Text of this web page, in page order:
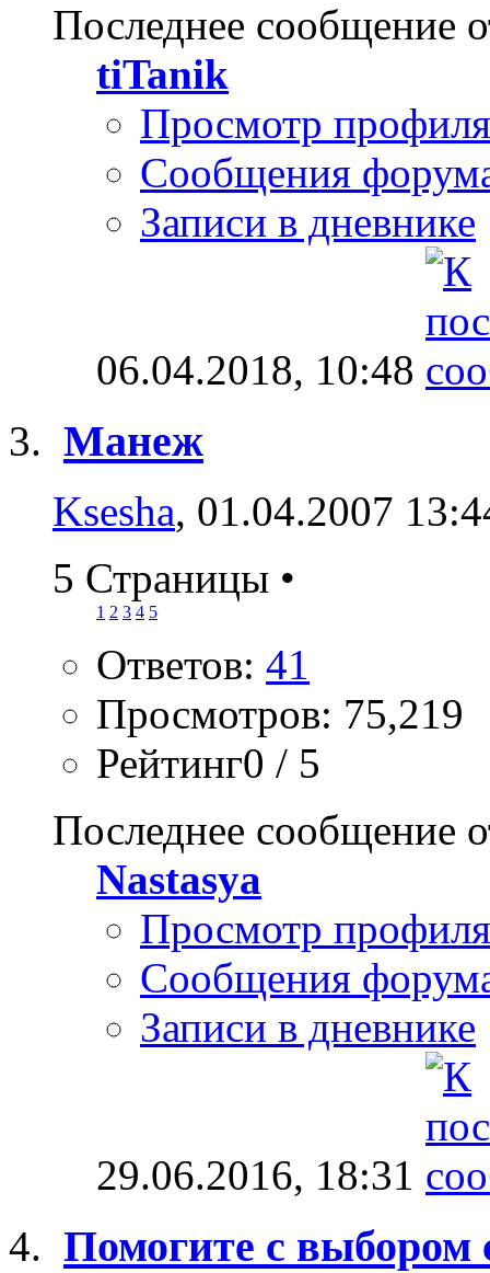
Последнее сообщение
tiTanik
Просмотр профиля
Сообщения
Записи в дневнике
06.04.2018, 10:48
Манеж
Ksesha, 01.04.2007
5 Страницы •
1 2 3 4 5
Ответов: 41
Просмотров: 75,219
Рейтинг0 / 5
Последнее сообщение
Nastasya
Просмотр профиля
Сообщения
Записи в дневнике
29.06.2016, 18:31
Помогите с выбором